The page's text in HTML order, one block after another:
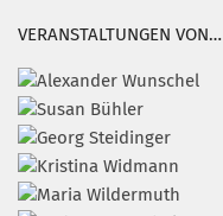
VERANSTALTUNGEN VON…